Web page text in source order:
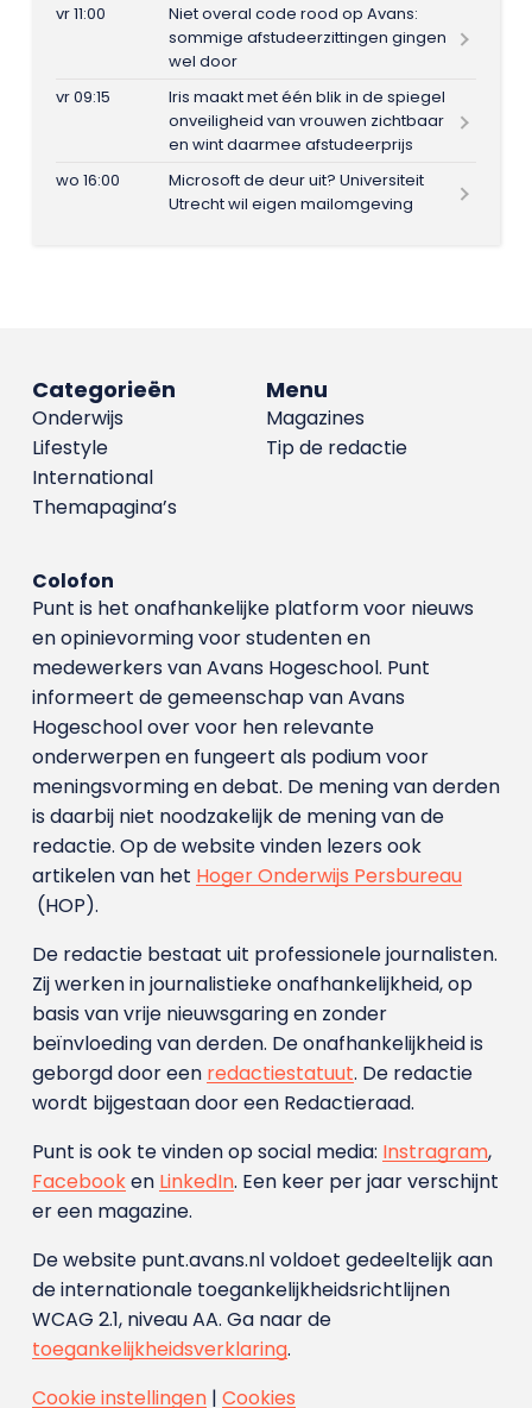
vr 11:00
Niet overal code rood op Avans:
sommige afstudeerzittingen gingen
wel door
vr 09:15
Iris maakt met één blik in de spiegel
onveiligheid van vrouwen zichtbaar
en wint daarmee afstudeerprijs
wo 16:00
Microsoft de deur uit? Universiteit
Utrecht wil eigen mailomgeving
Menu
Magazines
Tip de redactie
Categorieën
Onderwijs
Lifestyle
International
Themapagina’s
Colofon
Punt is het onafhankelijke platform voor nieuws
en opinievorming voor studenten en
medewerkers van Avans Hoge­school. Punt
informeert de gemeenschap van Avans
Hogeschool over voor hen relevante
onderwerpen en fungeert als podium voor
meningsvorming en debat. De mening van derden
is daarbij niet noodzakelijk de mening van de
redactie. Op de website vinden lezers ook
artikelen van het Hoger Onderwijs Persbureau
(HOP).
De redactie bestaat uit professionele journalisten.
Zij werken in journalistieke onafhankelijkheid, op
basis van vrije nieuwsgaring en zonder
beïnvloeding van derden. De onafhankelijkheid is
geborgd door een redactiestatuut. De redactie
wordt bijgestaan door een Redactieraad.
Punt is ook te vinden op social media: Instragram,
Facebooken LinkedIn. Een keer per jaar verschijnt
er een magazine.
De website punt.avans.nl voldoet gedeeltelijk aan
de internationale toegankelijkheidsrichtlijnen
WCAG 2.1, niveau AA. Ga naar de
toegankelijkheidsverklaring.
Cookie instellingen| Cookies